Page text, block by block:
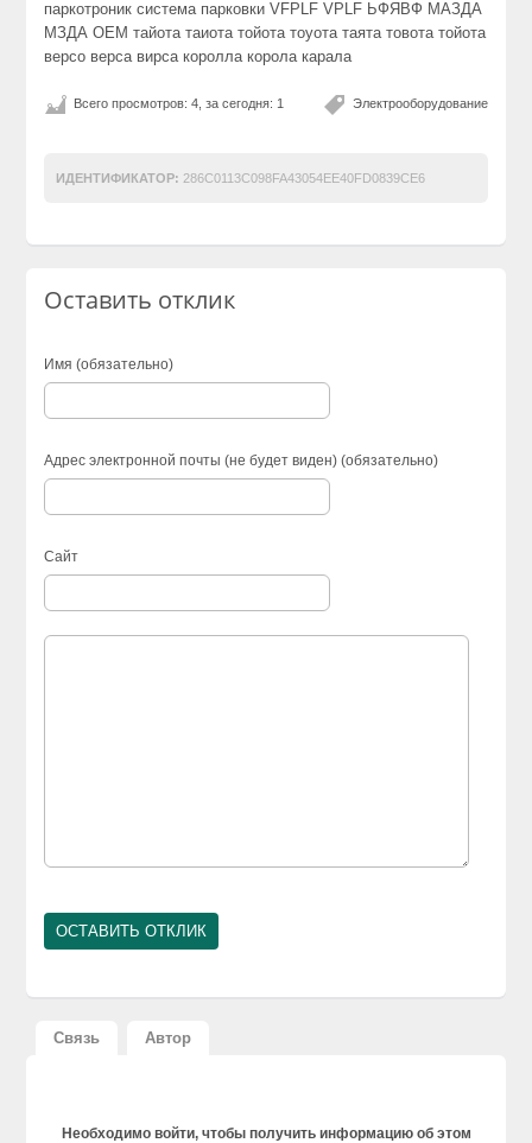
паркотроник система парковки VFPLF VPLF ЬФЯВФ МАЗДА
МЗДА OEM тайота таиота тойота тоуота таята товота тойота
версо верса вирса королла корола карала
Электрооборудование
Всего просмотров: 4, за сегодня: 1
ИДЕНТИФИКАТОР: 286C0113C098FA43054EE40FD0839CE6
Оставить отклик
Имя (обязательно)
Адрес электронной почты (не будет виден) (обязательно)
Сайт
Связь Автор
Необходимо войти, чтобы получить информацию об этом